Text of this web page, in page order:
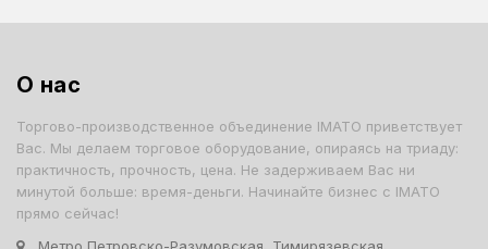
О нас
Торгово-производственное объединение IMATO приветствует
Вас. Мы делаем торговое оборудование, опираясь на триаду:
практичность, прочность, цена. Не задерживаем Вас ни
минутой больше: время-деньги. Начинайте бизнес с IMATO
прямо сейчас!